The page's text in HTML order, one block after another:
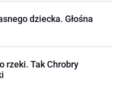
dziecka. Głośna
rzeki. Tak Chrobry